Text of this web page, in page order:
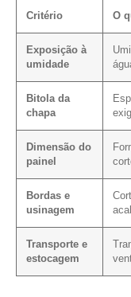
Critério O
Exposição à
umidade
Bitola da
chapa
Dimensão do
painel
Bordas e
usinagem
Transporte e
estocagem